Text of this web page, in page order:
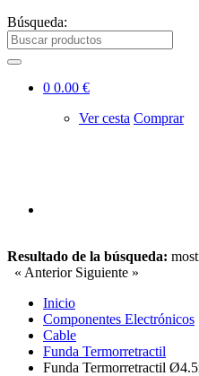
Búsqueda:
0 0.00 €
Ver cesta Comprar
Resultado de la búsqueda:
« Anterior Siguiente »
Inicio
Componentes Electrónicos
Cable
Funda Termorretractil
Funda Termorretractil